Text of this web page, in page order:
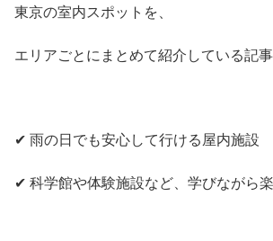
東京の室内スポットを、
エリアごとにまとめて紹介している記事
✔ 雨の日でも安心して行ける屋内施設
✔ 科学館や体験施設など、学びながら